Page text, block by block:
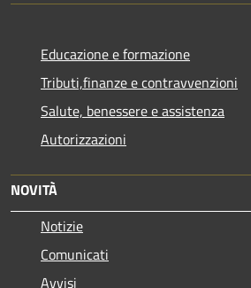
Educazione e formazione
Tributi,finanze e contravvenzioni
Salute, benessere e assistenza
Autorizzazioni
NOVITÀ
Notizie
Comunicati
Avvisi